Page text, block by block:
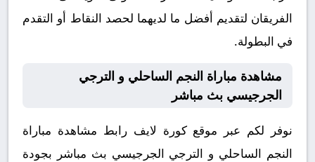
الفريقان لتقديم أفضل ما لديهما لحصد النقاط أو التقدم
في البطولة.
مشاهدة مباراة النجم الساحلي و الترجي
الجرجيسي بث مباشر
نوفر لكم عبر موقع كورة لايف رابط مشاهدة مباراة
النجم الساحلي و الترجي الجرجيسي بث مباشر بجودة